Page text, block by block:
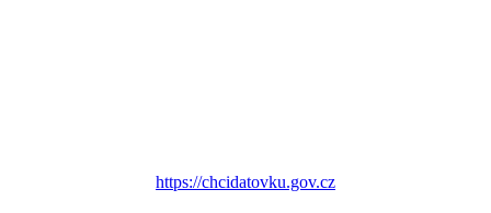
https://chcidatovku.gov.cz